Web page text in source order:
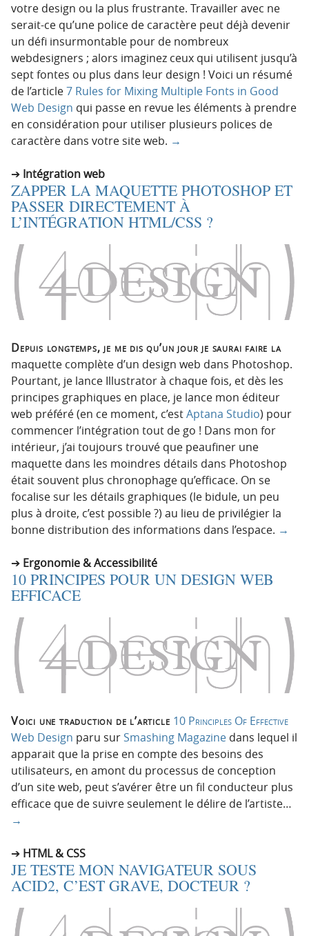
votre design ou la plus frustrante. Travailler avec ne
serait-ce qu’une police de caractère peut déjà devenir
un défi insurmontable pour de nombreux
webdesigners ; alors imaginez ceux qui utilisent jusqu’à
sept fontes ou plus dans leur design ! Voici un résumé
de l’article7 Rules for Mixing Multiple Fonts in Good
Web Design qui passe en revue les éléments à prendre
en considération pour utiliser plusieurs polices de
caractère dans votre site web. →
Intégration web
ZAPPER LA MAQUETTE PHOTOSHOP ET
PASSER DIRECTEMENT À
L’INTÉGRATION HTML/CSS ?
Depuis longtemps, je me dis qu’un jour je saurai faire la
maquette complète d’un design web dans Photoshop.
Pourtant, je lance Illustrator à chaque fois, et dès les
principes graphiques en place, je lance mon éditeur
web préféré (en ce moment, c’estAptana Studio) pour
commencer l’intégration tout de go ! Dans mon for
intérieur, j’ai toujours trouvé que peaufiner une
maquette dans les moindres détails dans Photoshop
était souvent plus chronophage qu’efficace. On se
focalise sur les détails graphiques (le bidule, un peu
plus à droite, c’est possible ?) au lieu de privilégier la
bonne distribution des informations dans l’espace. →
Ergonomie & Accessibilité
10 PRINCIPES POUR UN DESIGN WEB
EFFICACE
Voici une traduction de l’article 10 Principles Of Effective
Web Design paru sur Smashing Magazine dans lequel il
apparait que la prise en compte des besoins des
utilisateurs, en amont du processus de conception
d’un site web, peut s’avérer être un fil conducteur plus
efficace que de suivre seulement le délire de l’artiste…
→
HTML & CSS
JE TESTE MON NAVIGATEUR SOUS
ACID2, C’EST GRAVE, DOCTEUR ?